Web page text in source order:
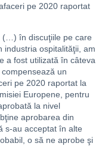
pe 2020 raportat
(…) în discuţiile pe care
industria ospitalităţii, am
a fost utilizată în câteva
un
pe 2020 raportat la
Europene, pentru
la nivel
aprobarea din
s-au acceptat în alte
o să ne aprobe şi